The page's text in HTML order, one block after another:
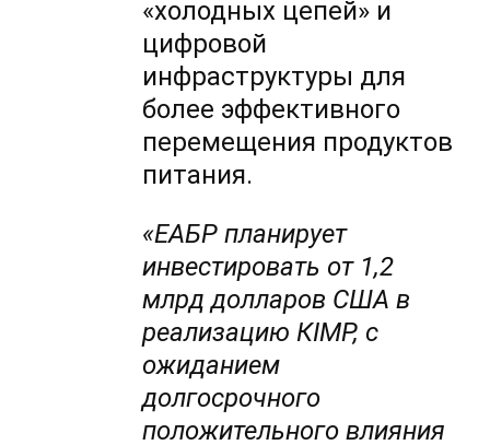
«холодных цепей» и
цифровой
инфраструктуры для
более эффективного
перемещения продуктов
питания.
«ЕАБР планирует
инвестировать от 1,2
млрд долларов США в
реализацию КIMP, с
ожиданием
долгосрочного
положительного влияния